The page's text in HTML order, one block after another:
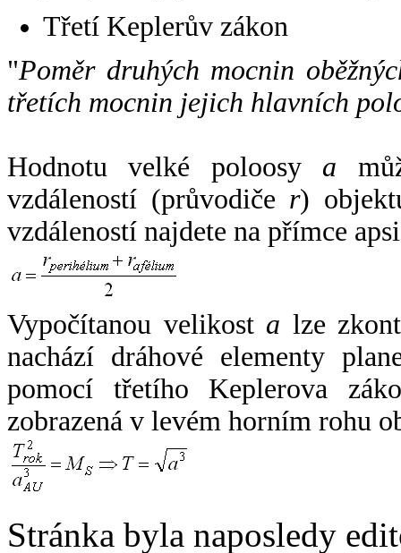
Třetí Keplerův zákon
"Poměr druhých mocnin
třetích mocnin jejich hlavních
Hodnotu velké poloosy a
vzdáleností (průvodiče r)
vzdáleností najdete na přímce
Vypočítanou velikost a lze
nachází dráhové elementy
pomocí třetího Keplerova
zobrazená v levém horním rohu
Stránka byla naposledy